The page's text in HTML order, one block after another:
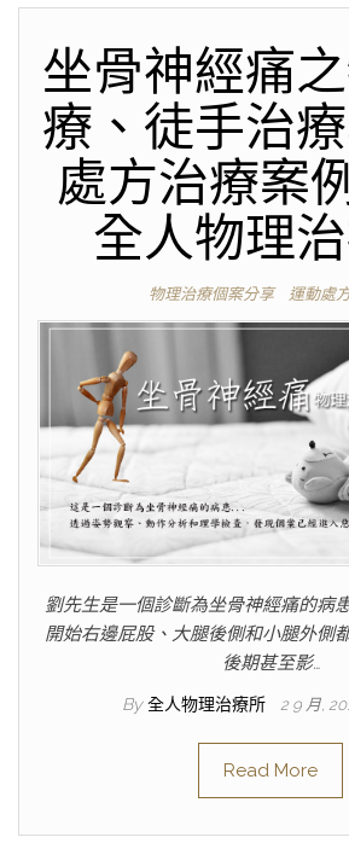
坐骨神經痛
療、徒手治
處方治療案
全人物理
物理治療個案分享 運動處
劉先生是一個診斷為坐骨神經痛的病
開始右邊屁股、大腿後側和小腿外側
後期甚至影…
By 全人物理治療所 2 9 月,
Read More